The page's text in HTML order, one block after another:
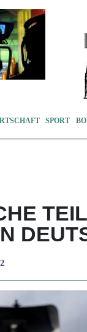
SPORT